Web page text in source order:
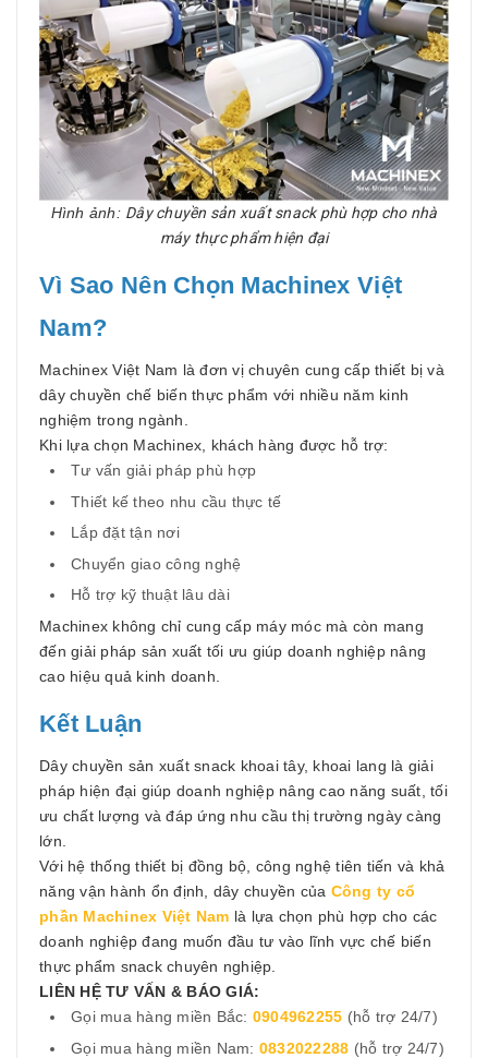
Hình ảnh: Dây chuyền sản xuất snack phù hợp cho nhà
máy thực phẩm hiện đại
Vì Sao Nên Chọn Machinex Việt
Nam?
Machinex Việt Nam là đơn vị chuyên cung cấp thiết bị và
dây chuyền chế biến thực phẩm với nhiều năm kinh
nghiệm trong ngành.
Khi lựa chọn Machinex, khách hàng được hỗ trợ:
Tư vấn giải pháp phù hợp
Thiết kế theo nhu cầu thực tế
Lắp đặt tận nơi
Chuyển giao công nghệ
Hỗ trợ kỹ thuật lâu dài
Machinex không chỉ cung cấp máy móc mà còn mang
đến giải pháp sản xuất tối ưu giúp doanh nghiệp nâng
cao hiệu quả kinh doanh.
Kết Luận
Dây chuyền sản xuất snack khoai tây, khoai lang là giải
pháp hiện đại giúp doanh nghiệp nâng cao năng suất, tối
ưu chất lượng và đáp ứng nhu cầu thị trường ngày càng
lớn.
Với hệ thống thiết bị đồng bộ, công nghệ tiên tiến và khả
năng vận hành ổn định, dây chuyền của Công ty cổ
phần Machinex Việt Nam là lựa chọn phù hợp cho các
doanh nghiệp đang muốn đầu tư vào lĩnh vực chế biến
thực phẩm snack chuyên nghiệp.
LIÊN HỆ TƯ VẤN & BÁO GIÁ:
Gọi mua hàng miền Bắc: 0904962255 (hỗ trợ 24/7)
Gọi mua hàng miền Nam: 0832022288 (hỗ trợ 24/7)